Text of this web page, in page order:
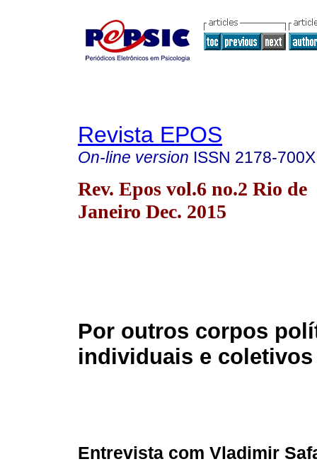
Revista EPOS
On-line version ISSN 2178-700X
Rev. Epos vol.6 no.2 Rio de
Janeiro Dec. 2015
Por outros corpos
individuais e coletivos
Entrevista com Vladimir